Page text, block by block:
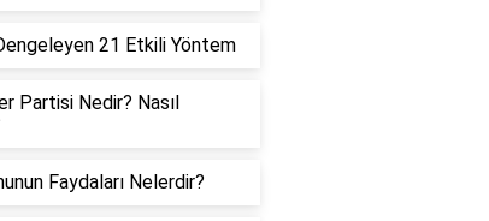
21 Etkili Yöntem
Partisi Nedir? Nasıl
Faydaları Nelerdir?